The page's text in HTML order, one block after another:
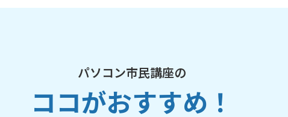
ココがおすすめ！
パソコン市民講座の